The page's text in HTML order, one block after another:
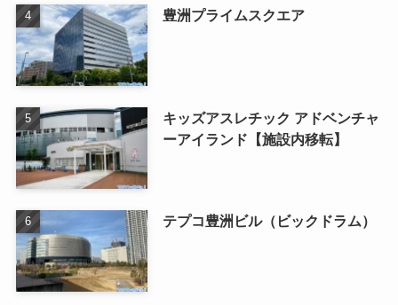
豊洲プライムスクエア
キッズアスレチック アドベンチャ
ーアイランド【施設内移転】
テプコ豊洲ビル（ビックドラム）